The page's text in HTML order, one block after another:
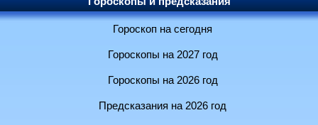
Гороскоп на сегодня
Гороскопы на 2027 год
Гороскопы на 2026 год
Предсказания на 2026 год